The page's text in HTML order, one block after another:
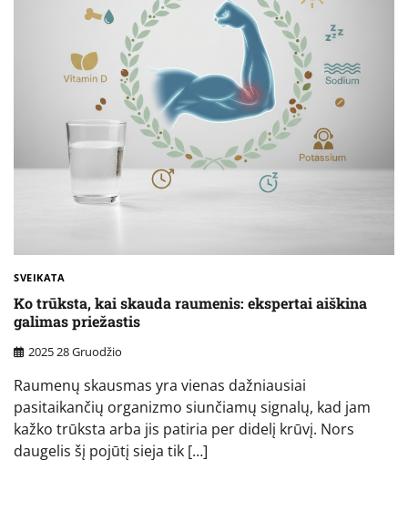
SVEIKATA
Ko trūksta, kai skauda raumenis: ekspertai aiškina
galimas priežastis
2025 28 Gruodžio
Raumenų skausmas yra vienas dažniausiai
pasitaikančių organizmo siunčiamų signalų, kad jam
kažko trūksta arba jis patiria per didelį krūvį. Nors
daugelis šį pojūtį sieja tik […]